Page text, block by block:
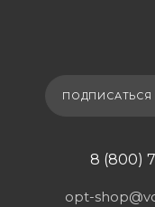
8 (800)
opt-